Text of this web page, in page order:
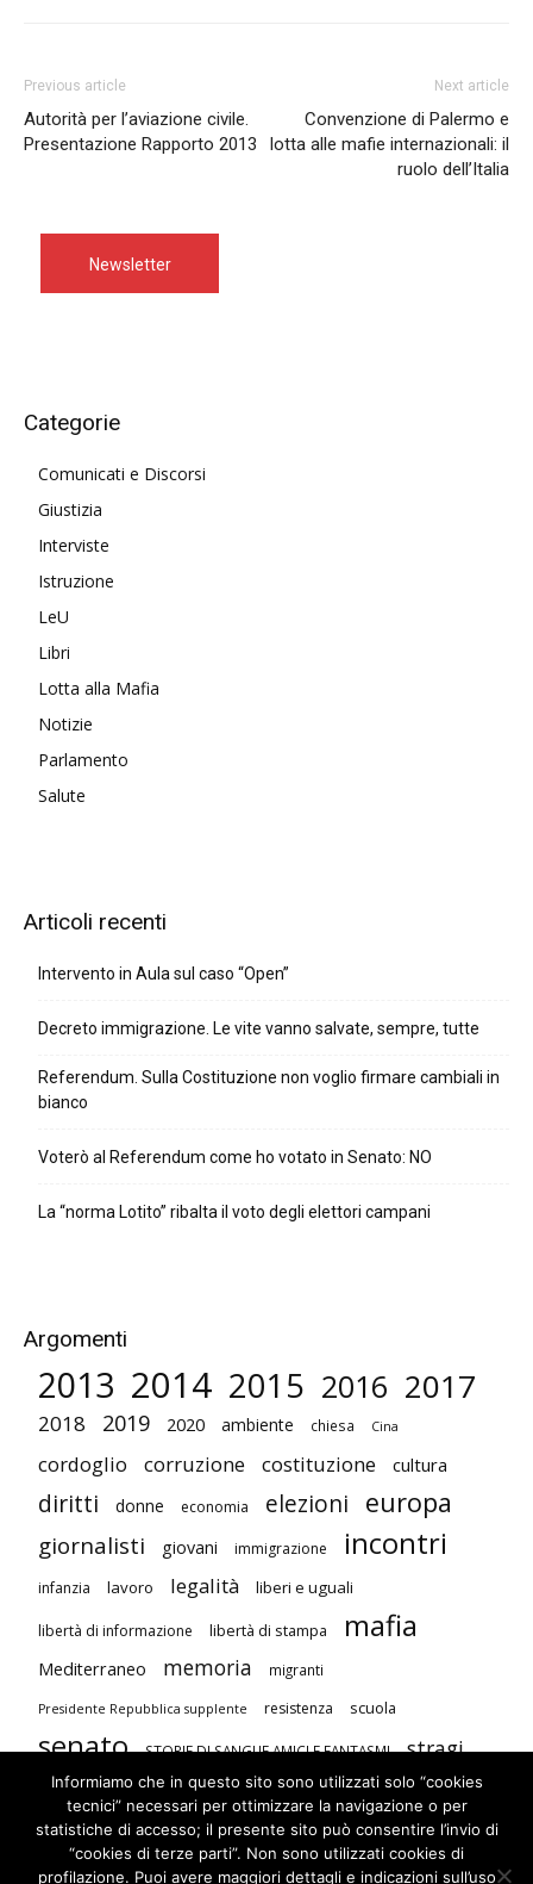
Previous article
Autorità per l’aviazione civile.
Presentazione Rapporto 2013
Next article
Convenzione di Palermo e
lotta alle mafie internazionali: il
ruolo dell’Italia
Newsletter
Categorie
Comunicati e Discorsi
Giustizia
Interviste
Istruzione
LeU
Libri
Lotta alla Mafia
Notizie
Parlamento
Salute
Articoli recenti
Intervento in Aula sul caso “Open”
Decreto immigrazione. Le vite vanno salvate, sempre, tutte
Referendum. Sulla Costituzione non voglio firmare cambiali in
bianco
Voterò al Referendum come ho votato in Senato: NO
La “norma Lotito” ribalta il voto degli elettori campani
Argomenti
2013 2014 2015 2016 2017
2018 2019 2020 ambiente chiesa Cina
cordoglio corruzione costituzione cultura
diritti donne economia elezioni europa
giornalisti giovani immigrazione incontri
infanzia lavoro legalità liberi e uguali
libertà di informazione libertà di stampa mafia
Mediterraneo memoria migranti
Presidente Repubblica supplente resistenza scuola
senato STORIE DI SANGUE AMICI E FANTASMI stragi
studenti terrorismo Unione Europea
violenza contro le donne visite
Informiamo che in questo sito sono utilizzati solo “cookies
tecnici” necessari per ottimizzare la navigazione o per
statistiche di accesso; il presente sito può consentire l’invio di
“cookies di terze parti”. Non sono utilizzati cookies di
profilazione. Puoi avere maggiori dettagli e indicazioni sull’uso